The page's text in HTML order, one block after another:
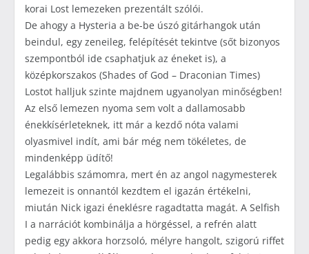
korai Lost lemezeken prezentált szólói.
De ahogy a Hysteria a be-be úszó gitárhangok után
beindul, egy zeneileg, felépítését tekintve (sőt bizonyos
szempontból ide csaphatjuk az éneket is), a
középkorszakos (Shades of God – Draconian Times)
Lostot halljuk szinte majdnem ugyanolyan minőségben!
Az első lemezen nyoma sem volt a dallamosabb
énekkísérleteknek, itt már a kezdő nóta valami
olyasmivel indít, ami bár még nem tökéletes, de
mindenképp üdítő!
Legalábbis számomra, mert én az angol nagymesterek
lemezeit is onnantól kezdtem el igazán értékelni,
miután Nick igazi éneklésre ragadtatta magát. A Selfish
I a narrációt kombinálja a hörgéssel, a refrén alatt
pedig egy akkora horzsoló, mélyre hangolt, szigorú riffet